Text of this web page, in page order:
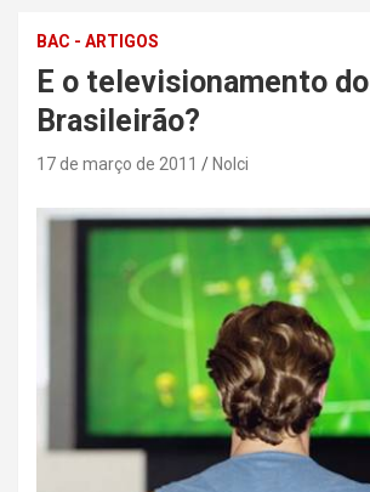
BAC - ARTIGOS
E o televisionamento do
Brasileirão?
17 de março de 2011 Nolci